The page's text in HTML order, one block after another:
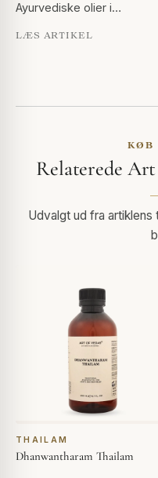
Ayurvediske olier i…
LÆS ARTIKEL
KØB
Relaterede
Udvalgt ud fra
THAILAM
Dhanwantharam Thailam